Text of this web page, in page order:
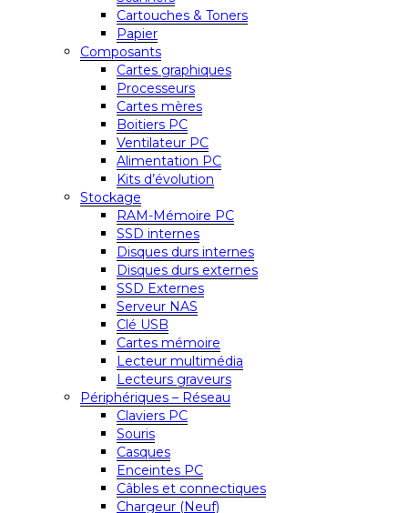
Cartouches & Toners
Papier
Composants
Cartes graphiques
Processeurs
Cartes mères
Boitiers PC
Ventilateur PC
Alimentation PC
Kits d’évolution
Stockage
RAM-Mémoire PC
SSD internes
Disques durs internes
Disques durs externes
SSD Externes
Serveur NAS
Clé USB
Cartes mémoire
Lecteur multimédia
Lecteurs graveurs
Périphériques – Réseau
Claviers PC
Souris
Casques
Enceintes PC
Câbles et connectiques
Chargeur (Neuf)